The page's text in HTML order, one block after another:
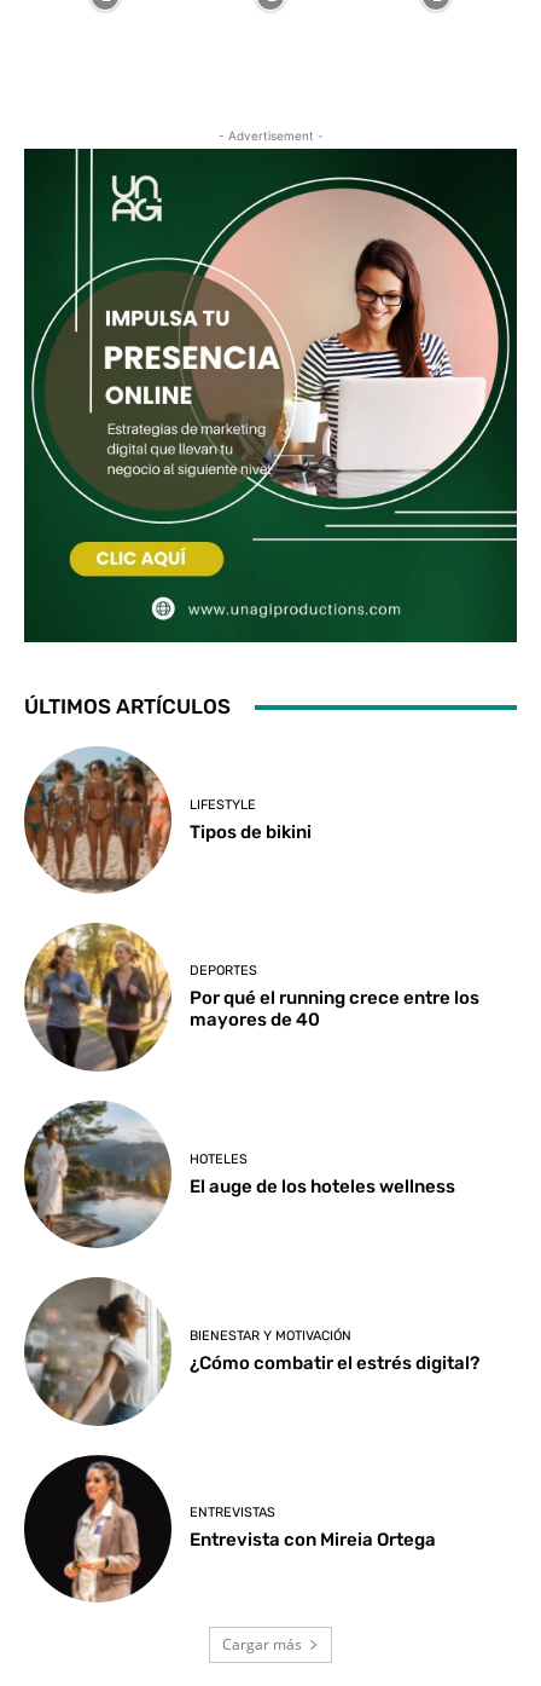
- Advertisement -
ÚLTIMOS ARTÍCULOS
LIFESTYLE
Tipos de bikini
DEPORTES
Por qué el running crece entre los
mayores de 40
HOTELES
El auge de los hoteles wellness
BIENESTAR Y MOTIVACIÓN
¿Cómo combatir el estrés digital?
ENTREVISTAS
Entrevista con Mireia Ortega
Cargar más